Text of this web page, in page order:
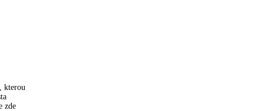
kterou
zde